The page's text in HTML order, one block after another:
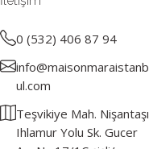
0 (532) 406 87 94
info@maisonmaraistanb
ul.com
Teşvikiye Mah. Nişantaşı
Ihlamur Yolu Sk. Gucer